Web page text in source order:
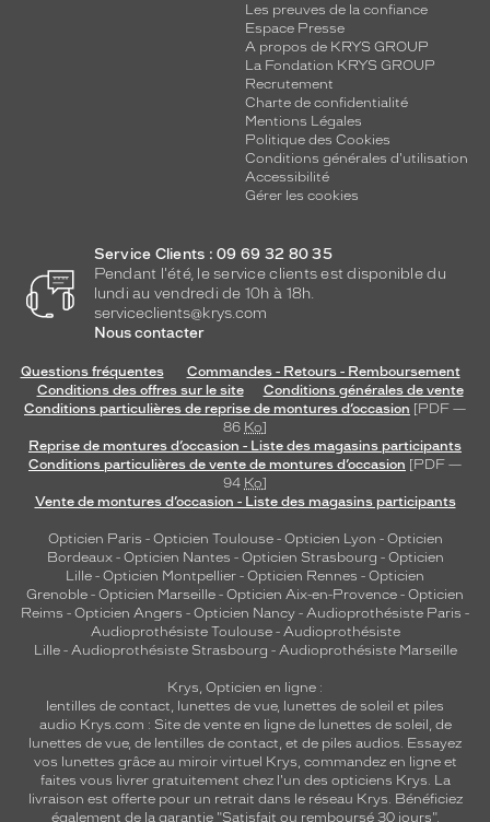
Les preuves de la confiance
Espace Presse
A propos de KRYS GROUP
La Fondation KRYS GROUP
Recrutement
Charte de confidentialité
Mentions Légales
Politique des Cookies
Conditions générales d'utilisation
Accessibilité
Gérer les cookies
Service Clients : 09 69 32 80 35
Pendant l'été, le service clients est disponible du
lundi au vendredi de 10h à 18h.
serviceclients@krys.com
Nous contacter
Questions fréquentes
Commandes - Retours - Remboursement
Conditions des offres sur le site
Conditions générales de vente
Conditions particulières de reprise de montures d’occasion [PDF —
86 Ko]
Reprise de montures d’occasion - Liste des magasins participants
Conditions particulières de vente de montures d’occasion [PDF —
94 Ko]
Vente de montures d’occasion - Liste des magasins participants
Opticien Paris - Opticien Toulouse- Opticien Lyon - Opticien
Bordeaux- Opticien Nantes - Opticien Strasbourg - Opticien
Lille - Opticien Montpellier - Opticien Rennes - Opticien
Grenoble - Opticien Marseille - Opticien Aix-en-Provence - Opticien
Reims - Opticien Angers - Opticien Nancy - Audioprothésiste Paris -
Audioprothésiste Toulouse- Audioprothésiste
Lille- Audioprothésiste Strasbourg - Audioprothésiste Marseille
Krys, Opticien en ligne :
lentilles de contact, lunettes de vue, lunettes de soleil et piles
audio Krys.com : Site de vente en ligne de lunettes de soleil, de
lunettes de vue, de lentilles de contact, et de piles audios. Essayez
vos lunettes grâce au miroir virtuel Krys, commandez en ligne et
faites vous livrer gratuitement chez l'un des opticiens Krys. La
livraison est offerte pour un retrait dans le réseau Krys. Bénéficiez
également de la garantie "Satisfait ou remboursé 30 jours".